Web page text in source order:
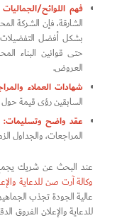
فهم اللوائح/
الشارقة، فإن الشركة
بشكل أفضل التفضيلات
حتى قوانين البناء
العروض.
شهادات العملاء
السابقين رؤى قيمة حول
عقد واضح وتسليمات:
المراجعات، والجداول
عند البحث عن شريك يجمع
وكالة آرت صن للدعاية
عالية الجودة تجذب
للدعاية والإعلان الفروق